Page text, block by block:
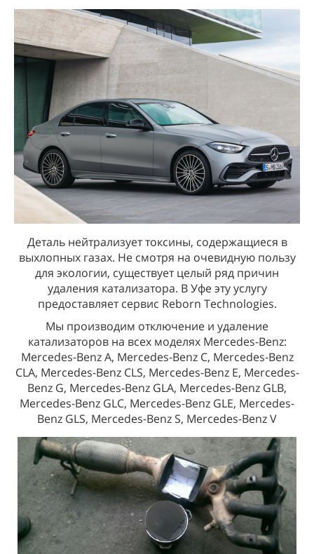
Деталь нейтрализует токсины, содержащиеся в
выхлопных газах. Не смотря на очевидную пользу
для экологии, существует целый ряд причин
удаления катализатора. В Уфе эту услугу
предоставляет сервис Reborn Technologies.
Мы производим отключение и удаление
катализаторов на всех моделях Mercedes-Benz:
Mercedes-Benz A, Mercedes-Benz C, Mercedes-Benz
CLA, Mercedes-Benz CLS, Mercedes-Benz E, Mercedes-
Benz G, Mercedes-Benz GLA, Mercedes-Benz GLB,
Mercedes-Benz GLC, Mercedes-Benz GLE, Mercedes-
Benz GLS, Mercedes-Benz S, Mercedes-Benz V